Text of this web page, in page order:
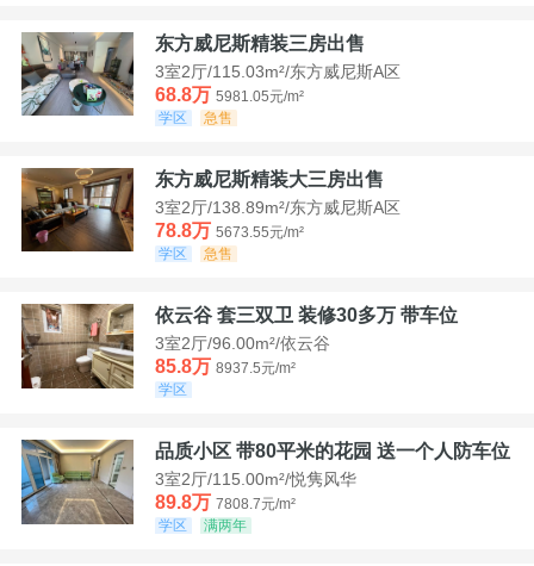
东方威尼斯精装三房出售
3室2厅/115.03m²/东方威尼斯A区
68.8万 5981.05元/m²
学区
急售
东方威尼斯精装大三房出售
3室2厅/138.89m²/东方威尼斯A区
78.8万 5673.55元/m²
学区
急售
依云谷 套三双卫 装修30多万 带车位
3室2厅/96.00m²/依云谷
85.8万 8937.5元/m²
学区
品质小区 带80平米的花园 送一个人防车位
3室2厅/115.00m²/悦隽风华
89.8万 7808.7元/m²
学区
满两年